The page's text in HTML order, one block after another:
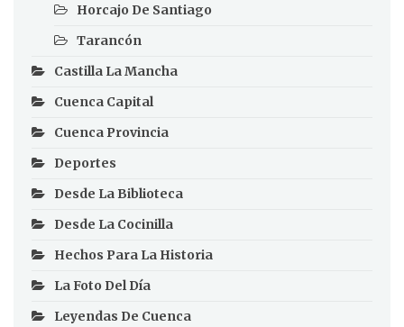
Horcajo De Santiago
Tarancón
Castilla La Mancha
Cuenca Capital
Cuenca Provincia
Deportes
Desde La Biblioteca
Desde La Cocinilla
Hechos Para La Historia
La Foto Del Día
Leyendas De Cuenca